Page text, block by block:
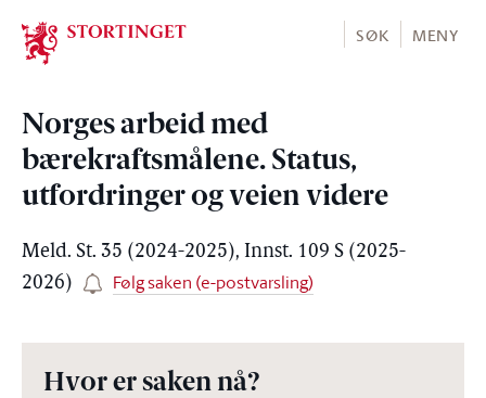
Stortinget.no
SØK MENY
Norges arbeid med
bærekraftsmålene. Status,
utfordringer og veien videre
Meld. St. 35 (2024-2025), Innst. 109 S (2025-
2026)
Følg saken (e-postvarsling)
Hvor er saken nå?